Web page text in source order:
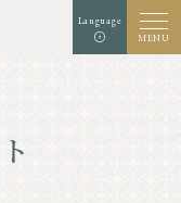
Language
MENU